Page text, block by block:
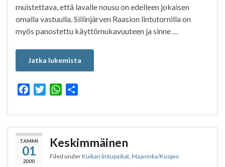
muistettava, että lavalle nousu on edelleen jokaisen
omalla vastuulla. Siilinjärven Raasion lintutornilla on
myös panostettu käyttömukavuuteen ja sinne …
Jatka lukemista
c
e
b
o
o
i
t
W
a
t
A
p
a
r
e
TAMMI
01
2000
Keskimmäinen
Filed underKuikan lintupaikat Maaninka/Kuopio